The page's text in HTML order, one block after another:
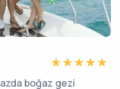
boğaz gezi